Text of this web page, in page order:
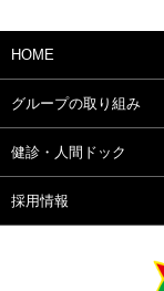
HOME
グループの取り組み
健診・人間ドック
採用情報